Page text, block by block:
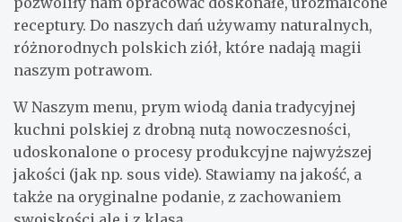
receptury. Do naszych dań używamy naturalnych,
różnorodnych polskich ziół, które nadają magii
naszym potrawom.
W Naszym menu, prym wiodą dania tradycyjnej
kuchni polskiej z drobną nutą nowoczesności,
udoskonalone o procesy produkcyjne najwyższej
jakości (jak np. sous vide). Stawiamy na jakość, a
także na oryginalne podanie, z zachowaniem